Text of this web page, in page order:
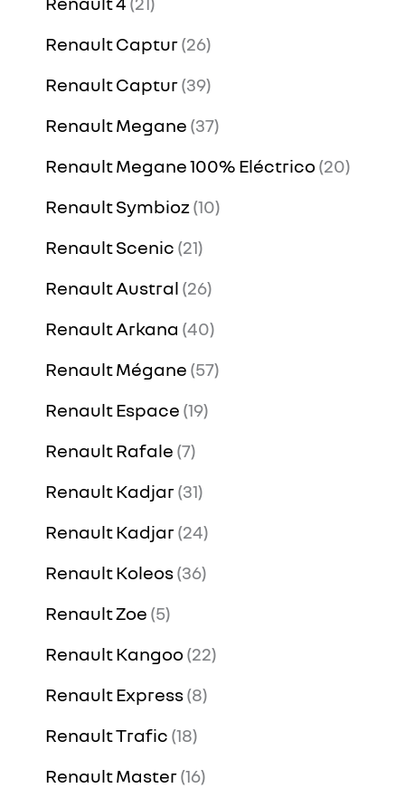
Renault Captur 26
Renault Captur 39
Renault Megane 37
Renault Megane 100% Eléctrico 20
Renault Symbioz 10
Renault Scenic 21
Renault Austral 26
Renault Arkana 40
Renault Mégane 57
Renault Espace 19
Renault Rafale 7
Renault Kadjar 31
Renault Kadjar 24
Renault Koleos 36
Renault Zoe 5
Renault Kangoo 22
Renault Express 8
Renault Trafic 18
Renault Master 16